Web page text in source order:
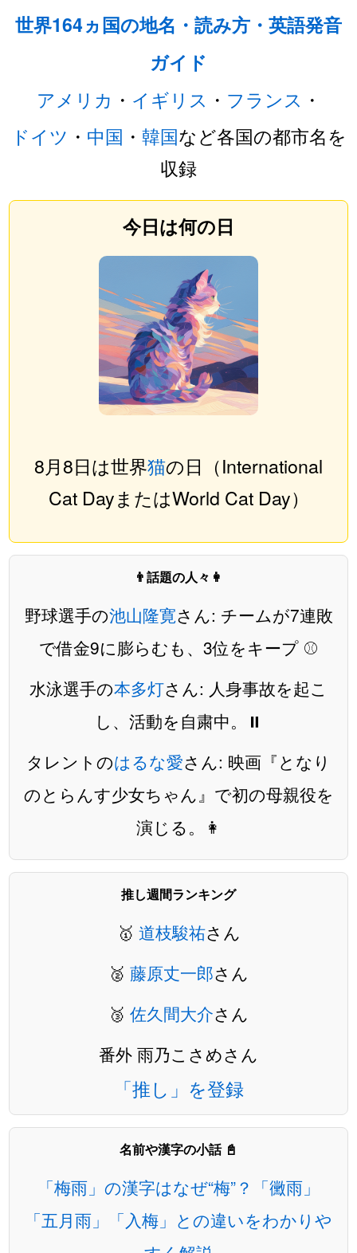
世界164ヵ国の地名・読み方・英語発音
ガイド
アメリカ ・ イギリス ・ フランス ・
ドイツ ・ 中国 ・ 韓国など各国の都市名を
収録
今日は何の日
8月8日は世界猫の日（International
Cat DayまたはWorld Cat Day）
👨話題の人々👩
野球選手の池山隆寛さん: チームが7連敗
で借金9に膨らむも、3位をキープ ⚾️
水泳選手の本多灯さん: 人身事故を起こ
し、活動を自粛中。⏸️
タレントのはるな愛さん: 映画『となり
のとらんす少女ちゃん』で初の母親役を
演じる。👩
推し週間ランキング
🥇 道枝駿祐さん
🥈 藤原丈一郎さん
🥉 佐久間大介さん
番外 雨乃こさめさん
「推し」を登録
名前や漢字の小話 📓
「梅雨」の漢字はなぜ“梅”？「黴雨」
「五月雨」「入梅」との違いをわかりや